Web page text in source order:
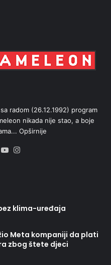
radom (26.12.1992) program
nikada nije stao, a boje
Opširnije
X YouTube
klima-uređaja
Meta kompaniji da plati
zbog štete djeci